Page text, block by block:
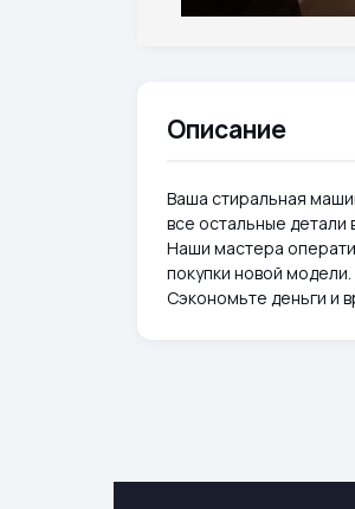
Описание
Ваша стиральная
все остальные
Наши мастера
покупки новой
Сэкономьте деньги и